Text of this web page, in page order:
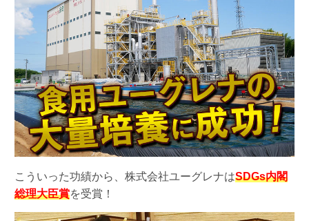
こういった功績から、株式会社ユーグレナはSDGs内閣
総理大臣賞を受賞！